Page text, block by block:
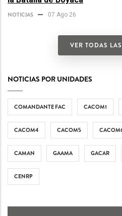
NOTICIAS 07 Ago 26
VER TODAS
NOTICIAS POR UNIDADES
COMANDANTE FAC CACOM1
CACOM4 CACOM5
CAMAN GAAMA GACAR
CENRP